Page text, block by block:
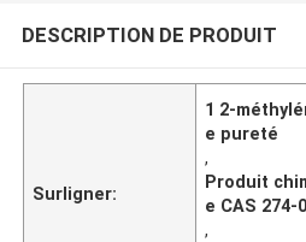
DESCRIPTION DE PRODUIT
Surligner:
1 2-
e pureté
,
Produit
e CAS 274-
,